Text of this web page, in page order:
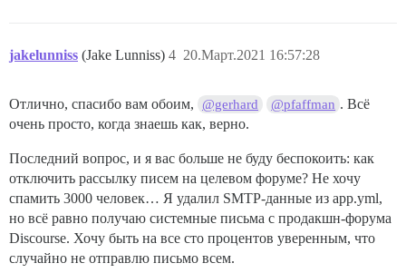
jakelunniss (Jake Lunniss) 20.Март.2021 16:57:28
4
Отлично, спасибо вам обоим, @gerhard @pfaffman . Всё
очень просто, когда знаешь как, верно.
Последний вопрос, и я вас больше не буду беспокоить: как
отключить рассылку писем на целевом форуме? Не хочу
спамить 3000 человек… Я удалил SMTP-данные из app.yml,
но всё равно получаю системные письма с продакшн-форума
Discourse. Хочу быть на все сто процентов уверенным, что
случайно не отправлю письмо всем.